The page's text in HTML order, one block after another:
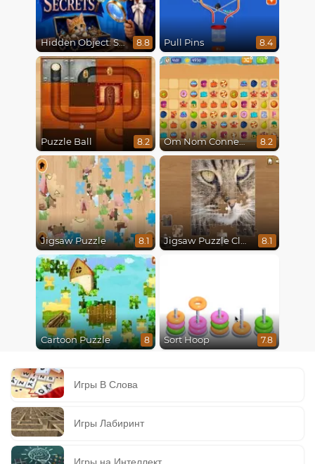
Hidden Object: Street Of Secrets 8.8 Pull Pins 8.4
Puzzle Ball 8.2 Om Nom Connect Classic 8.2
Jigsaw Puzzle 8.1 Jigsaw Puzzle Classic 8.1
Cartoon Puzzle 8 Sort Hoop 7.8
Игры В Слова
Игры Лабиринт